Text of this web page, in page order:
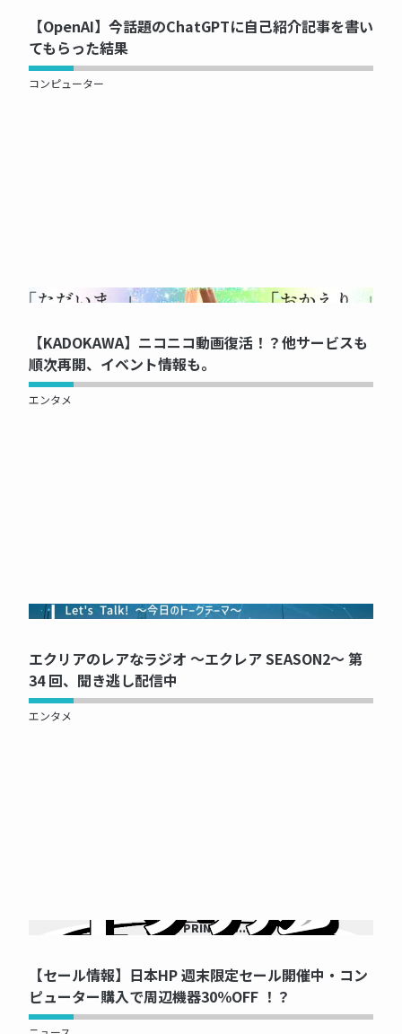
【OpenAI】今話題のChatGPTに自己紹介記事を書い
てもらった結果
コンピューター
NOW PRINTING...
【KADOKAWA】ニコニコ動画復活！？他サービスも
順次再開、イベント情報も。
エンタメ
NOW PRINTING...
エクリアのレアなラジオ ～エクレア SEASON2～ 第
34 回、聞き逃し配信中
エンタメ
NOW PRINTING...
【セール情報】日本HP 週末限定セール開催中・コン
ピューター購入で周辺機器30％OFF ！？